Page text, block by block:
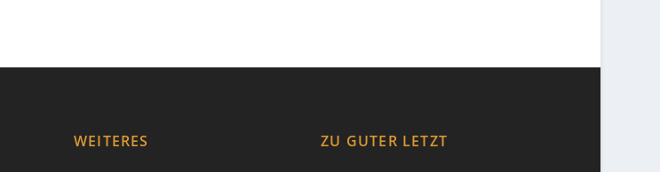
WEITERES ZU GUTER LETZT